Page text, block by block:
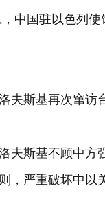
中国驻以色列
夫斯基再次窜访
夫斯基不顾中
，严重破坏中以